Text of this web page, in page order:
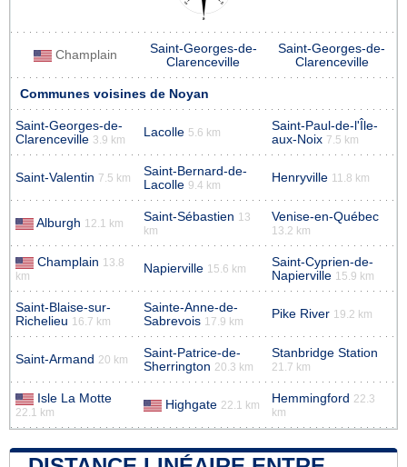
Champlain
Saint-Georges-de-
Clarenceville
Saint-Georges-de-
Clarenceville
Communes voisines de Noyan
Saint-Georges-de-
Clarenceville 3.9 km
Lacolle 5.6 km
Saint-Paul-de-l'Île-
aux-Noix 7.5 km
Saint-Valentin 7.5 km
Saint-Bernard-de-
Lacolle 9.4 km
Henryville 11.8 km
Alburgh 12.1 km Saint-Sébastien 13
km
Venise-en-Québec
13.2 km
Champlain 13.8
km
Napierville 15.6 km
Saint-Cyprien-de-
Napierville 15.9 km
Saint-Blaise-sur-
Richelieu 16.7 km
Sainte-Anne-de-
Sabrevois 17.9 km
Pike River 19.2 km
Saint-Armand 20 km
Saint-Patrice-de-
Sherrington 20.3 km
Stanbridge Station
21.7 km
Isle La Motte
22.1 km
Highgate 22.1 km Hemmingford 22.3
km